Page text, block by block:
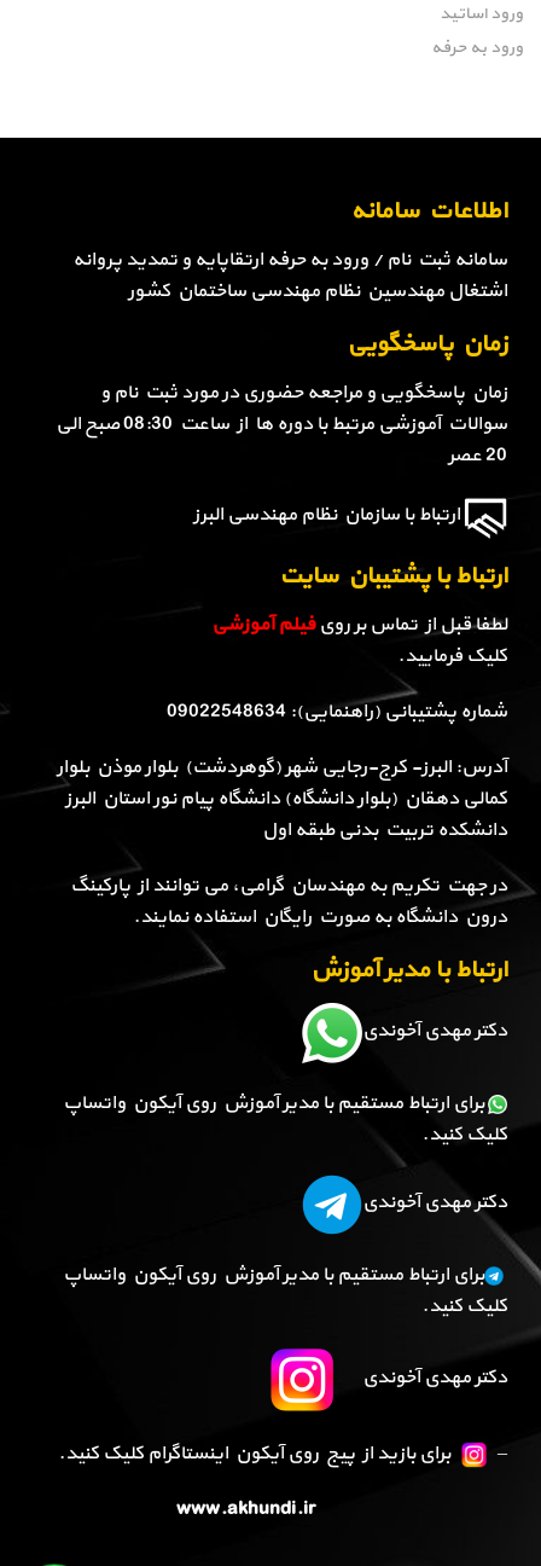
ورود اساتید
ورود به حرفه
اطلاعات سامانه
سامانه ثبت نام / ورود به حرفه ارتقاپایه و تمدید پروانه
اشتغال مهندسین نظام مهندسی ساختمان کشور
زمان پاسخگویی
زمان پاسخگویی و مراجعه حضوری در مورد ثبت نام و
سوالات آموزشی مرتبط با دوره ها از ساعت 08:30 صبح الی
20 عصر
ارتباط با سازمان نظام مهندسی البرز
ارتباط با پشتیبان سایت
لطفا قبل از تماس بر رویفیلم آموزشی
کلیک فرمایید.
شماره پشتیبانی (راهنمایی): 09022548634
آدرس: البرز- کرج-رجایی شهر (گوهردشت) بلوار موذن بلوار
کمالی دهقان (بلوار دانشگاه) دانشگاه پیام نور استان البرز
دانشکده تربیت بدنی طبقه اول
در جهت تکریم به مهندسان گرامی، می توانند از پارکینگ
درون دانشگاه به صورت رایگان استفاده نمایند.
ارتباط با مدیر آموزش
دکتر مهدی آخوندی
برای ارتباط مستقیم با مدیر آموزش روی آیکون واتساپ
کلیک کنید.
دکتر مهدی آخوندی
برای ارتباط مستقیم با مدیر آموزش روی آیکون واتساپ
کلیک کنید.
دکتر مهدی آخوندی
–
برای بازید از پیج روی آیکون اینستاگرام کلیک کنید.
www.akhundi.ir